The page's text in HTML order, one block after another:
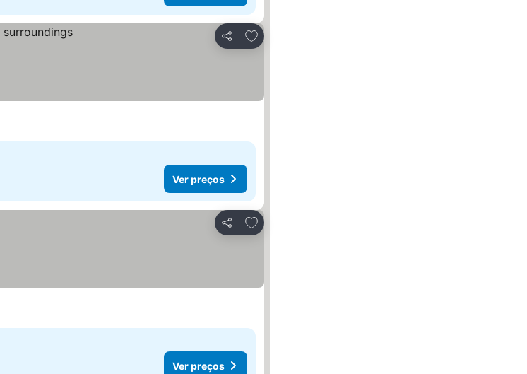
Partilhar
Adicionar aos favoritos
Ver preços
Partilhar
Adicionar aos favoritos
Ver preços